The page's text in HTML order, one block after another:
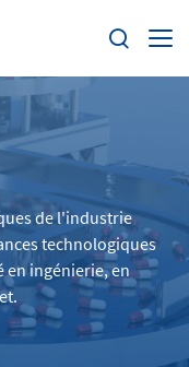
de l'industrie
technologiques
en ingénierie, en